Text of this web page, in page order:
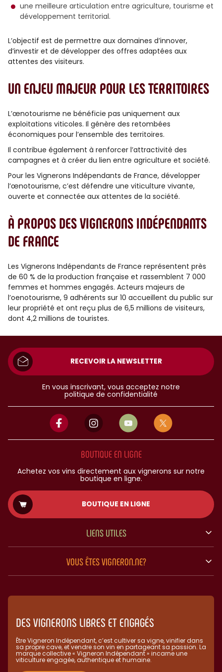
une meilleure articulation entre agriculture, tourisme et
développement territorial.
L’objectif est de permettre aux domaines d’innover,
d’investir et de développer des offres adaptées aux
attentes des visiteurs.
UN ENJEU MAJEUR POUR LES TERRITOIRES
L’œnotourisme ne bénéficie pas uniquement aux
exploitations viticoles. Il génère des retombées
économiques pour l’ensemble des territoires.
Il contribue également à renforcer l’attractivité des
campagnes et à créer du lien entre agriculture et société.
Pour les Vignerons Indépendants de France, développer
l’œnotourisme, c’est défendre une viticulture vivante,
ouverte et connectée aux attentes de la société.
À PROPOS DES VIGNERONS INDÉPENDANTS
DE FRANCE
Les Vignerons Indépendants de France représentent près
de 60 % de la production française et rassemblent 7 000
femmes et hommes engagés. Acteurs majeurs de
l’oenotourisme, 9 adhérents sur 10 accueillent du public sur
leur propriété et ont reçu plus de 6,5 millions de visiteurs,
dont 4,2 millions de touristes.
RECEVOIR LA NEWSLETTER
En vous inscrivant, vous acceptez notre
politique de confidentialité
BOUTIQUE EN LIGNE
Achetez vos vins directement aux vignerons sur notre
boutique en ligne.
BOUTIQUE EN LIGNE
LIENS UTILES
VOUS ÊTES VIGNERON.NE?
DES VIGNERONS LIBRES ET ENGAGÉS
Être Vigneron Indépendant, c’est cultiver sa vigne, vinifier dans
sa propre cave, et vendre son vin en partageant sa passion. La
marque collective « Vigneron Indépendant » incarne une
viticulture engagée, authentique et humaine.​